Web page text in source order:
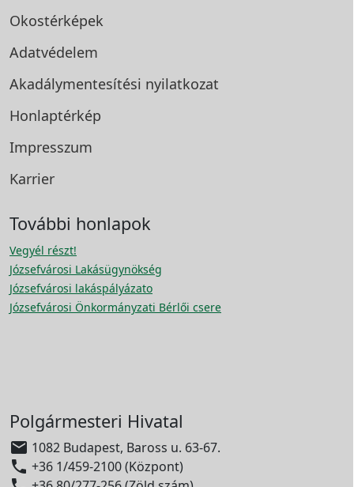
Okostérképek
Adatvédelem
Akadálymentesítési nyilatkozat
Honlaptérkép
Impresszum
Karrier
További honlapok
Vegyél részt!
Józsefvárosi Lakásügynökség
Józsefvárosi lakáspályázato
Józsefvárosi Önkormányzati Bérlői csere
Polgármesteri Hivatal
 1082 Budapest, Baross u. 63-67.
 +36 1/459-2100 (Központ)